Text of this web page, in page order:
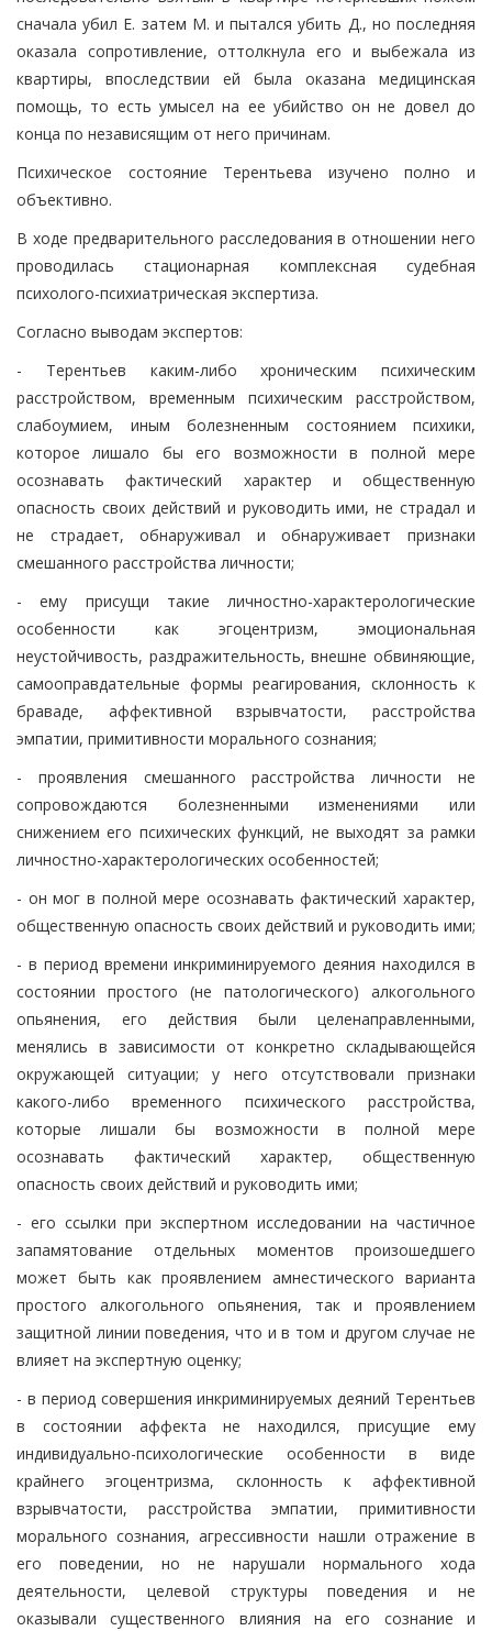
сначала убил Е. затем М. и пытался убить Д., но последняя
оказала сопротивление, оттолкнула его и выбежала из
квартиры, впоследствии ей была оказана медицинская
помощь, то есть умысел на ее убийство он не довел до
конца по независящим от него причинам.
Психическое состояние Терентьева изучено полно и
объективно.
В ходе предварительного расследования в отношении него
проводилась стационарная комплексная судебная
психолого-психиатрическая экспертиза.
Согласно выводам экспертов:
- Терентьев каким-либо хроническим психическим
расстройством, временным психическим расстройством,
слабоумием, иным болезненным состоянием психики,
которое лишало бы его возможности в полной мере
осознавать фактический характер и общественную
опасность своих действий и руководить ими, не страдал и
не страдает, обнаруживал и обнаруживает признаки
смешанного расстройства личности;
- ему присущи такие личностно-характерологические
особенности как эгоцентризм, эмоциональная
неустойчивость, раздражительность, внешне обвиняющие,
самооправдательные формы реагирования, склонность к
браваде, аффективной взрывчатости, расстройства
эмпатии, примитивности морального сознания;
- проявления смешанного расстройства личности не
сопровождаются болезненными изменениями или
снижением его психических функций, не выходят за рамки
личностно-характерологических особенностей;
- он мог в полной мере осознавать фактический характер,
общественную опасность своих действий и руководить ими;
- в период времени инкриминируемого деяния находился в
состоянии простого (не патологического) алкогольного
опьянения, его действия были целенаправленными,
менялись в зависимости от конкретно складывающейся
окружающей ситуации; у него отсутствовали признаки
какого-либо временного психического расстройства,
которые лишали бы возможности в полной мере
осознавать фактический характер, общественную
опасность своих действий и руководить ими;
- его ссылки при экспертном исследовании на частичное
запамятование отдельных моментов произошедшего
может быть как проявлением амнестического варианта
простого алкогольного опьянения, так и проявлением
защитной линии поведения, что и в том и другом случае не
влияет на экспертную оценку;
- в период совершения инкриминируемых деяний Терентьев
в состоянии аффекта не находился, присущие ему
индивидуально-психологические особенности в виде
крайнего эгоцентризма, склонность к аффективной
взрывчатости, расстройства эмпатии, примитивности
морального сознания, агрессивности нашли отражение в
его поведении, но не нарушали нормального хода
деятельности, целевой структуры поведения и не
оказывали существенного влияния на его сознание и